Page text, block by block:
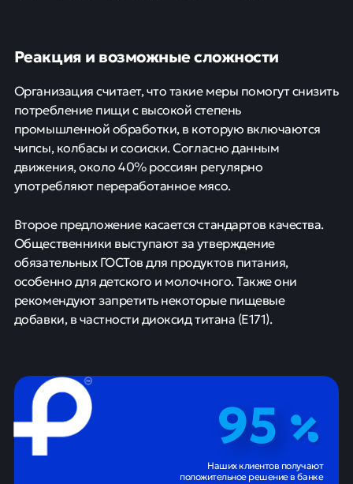
Реакция и возможные сложности
Организация считает, что такие меры помогут снизить
потребление пищи с высокой степень
промышленной обработки, в которую включаются
чипсы, колбасы и сосиски. Согласно данным
движения, около 40% россиян регулярно
употребляют переработанное мясо.
Второе предложение касается стандартов качества.
Общественники выступают за утверждение
обязательных ГОСТов для продуктов питания,
особенно для детского и молочного. Также они
рекомендуют запретить некоторые пищевые
добавки, в частности диоксид титана (E171).
95
Наших клиентов получают
положительное решение в банке